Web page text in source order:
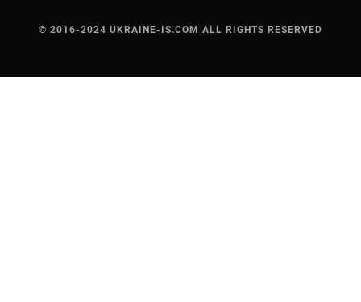
© 2016-2024 UKRAINE-IS.COM ALL RIGHTS RESERVED